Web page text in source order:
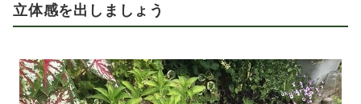
立体感を出しましょう